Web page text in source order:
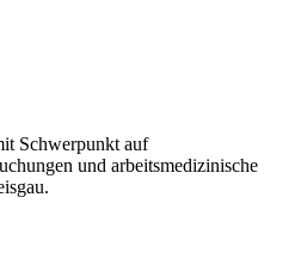
Schwerpunkt auf
und arbeitsmedizinische